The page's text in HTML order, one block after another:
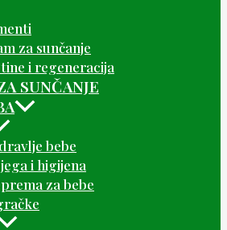
za sunčanje
i regeneracija
SUNČANJE
bebe
i higijena
za bebe